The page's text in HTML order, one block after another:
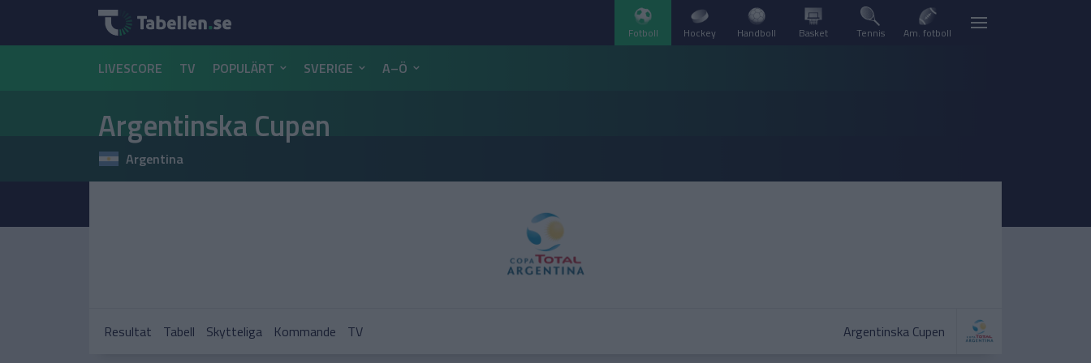
Fotboll Hockey Handboll Basket Tennis Am. fotboll
LIVESCORE TV POPULÄRT SVERIGE A–Ö
Argentinska Cupen
Argentina
Resultat Tabell Skytteliga Kommande TV Argentinska Cupen